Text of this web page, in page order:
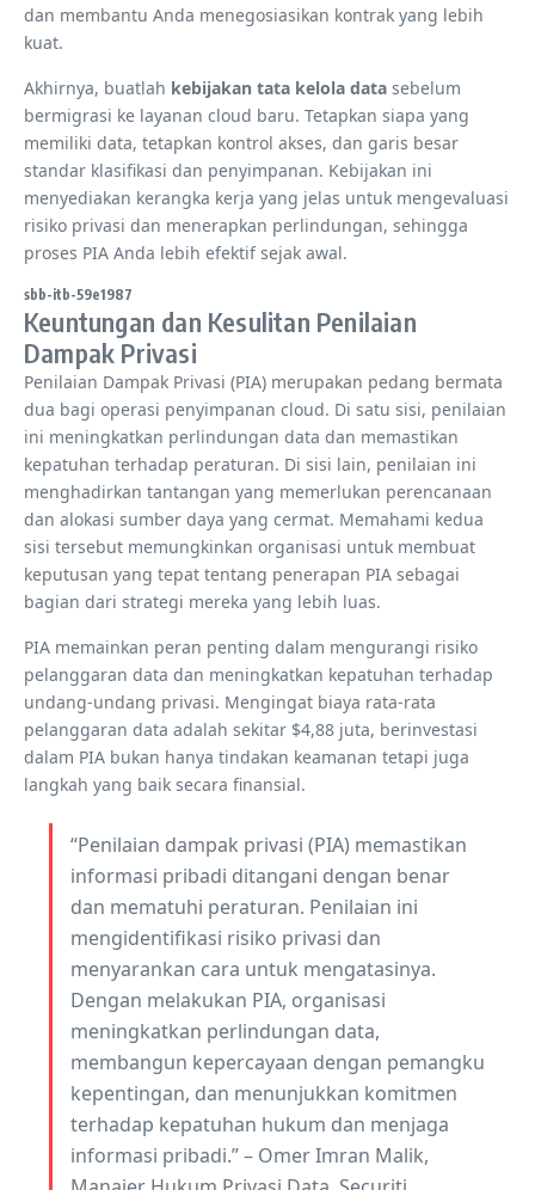
dan membantu Anda menegosiasikan kontrak yang lebih
kuat.
Akhirnya, buatlah kebijakan tata kelola data sebelum
bermigrasi ke layanan cloud baru. Tetapkan siapa yang
memiliki data, tetapkan kontrol akses, dan garis besar
standar klasifikasi dan penyimpanan. Kebijakan ini
menyediakan kerangka kerja yang jelas untuk mengevaluasi
risiko privasi dan menerapkan perlindungan, sehingga
proses PIA Anda lebih efektif sejak awal.
sbb-itb-59e1987
Keuntungan dan Kesulitan Penilaian
Dampak Privasi
Penilaian Dampak Privasi (PIA) merupakan pedang bermata
dua bagi operasi penyimpanan cloud. Di satu sisi, penilaian
ini meningkatkan perlindungan data dan memastikan
kepatuhan terhadap peraturan. Di sisi lain, penilaian ini
menghadirkan tantangan yang memerlukan perencanaan
dan alokasi sumber daya yang cermat. Memahami kedua
sisi tersebut memungkinkan organisasi untuk membuat
keputusan yang tepat tentang penerapan PIA sebagai
bagian dari strategi mereka yang lebih luas.
PIA memainkan peran penting dalam mengurangi risiko
pelanggaran data dan meningkatkan kepatuhan terhadap
undang-undang privasi. Mengingat biaya rata-rata
pelanggaran data adalah sekitar $4,88 juta, berinvestasi
dalam PIA bukan hanya tindakan keamanan tetapi juga
langkah yang baik secara finansial.
“Penilaian dampak privasi (PIA) memastikan
informasi pribadi ditangani dengan benar
dan mematuhi peraturan. Penilaian ini
mengidentifikasi risiko privasi dan
menyarankan cara untuk mengatasinya.
Dengan melakukan PIA, organisasi
meningkatkan perlindungan data,
membangun kepercayaan dengan pemangku
kepentingan, dan menunjukkan komitmen
terhadap kepatuhan hukum dan menjaga
informasi pribadi.” – Omer Imran Malik,